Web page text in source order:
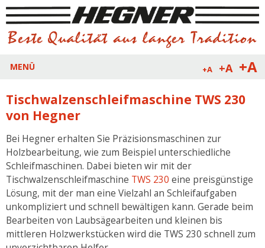
+A +A +A
MENÜ
Tischwalzenschleifmaschine TWS 230
von Hegner
Bei Hegner erhalten Sie Präzisionsmaschinen zur
Holzbearbeitung, wie zum Beispiel unterschiedliche
Schleifmaschinen. Dabei bieten wir mit der
Tischwalzenschleifmaschine TWS 230 eine preisgünstige
Lösung, mit der man eine Vielzahl an Schleifaufgaben
unkompliziert und schnell bewältigen kann. Gerade beim
Bearbeiten von Laubsägearbeiten und kleinen bis
mittleren Holzwerkstücken wird die TWS 230 schnell zum